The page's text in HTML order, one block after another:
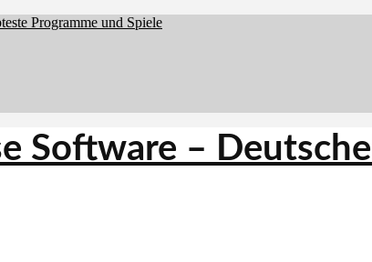
Programme und Spiele